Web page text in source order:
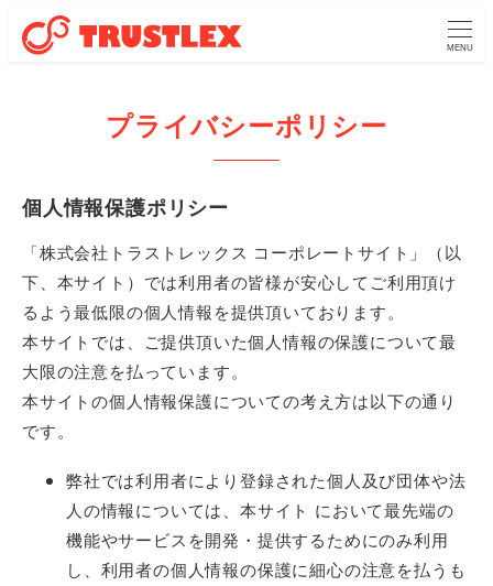
MENU
プライバシーポリシー
個人情報保護ポリシー
「株式会社トラストレックス コーポレートサイト」（以
下、本サイト）では利用者の皆様が安心してご利用頂け
るよう最低限の個人情報を提供頂いております。
本サイトでは、ご提供頂いた個人情報の保護について最
大限の注意を払っています。
本サイトの個人情報保護についての考え方は以下の通り
です。
弊社では利用者により登録された個人及び団体や法
人の情報については、本サイト において最先端の
機能やサービスを開発・提供するためにのみ利用
し、利用者の個人情報の保護に細心の注意を払うも